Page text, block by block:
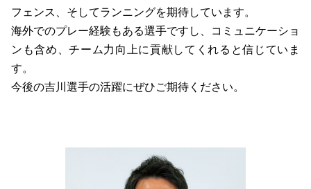
フェンス、そしてランニングを期待しています。
海外でのプレー経験もある選⼿ですし、コミュニケーショ
ンも含め、チーム⼒向上に貢献してくれると信じていま
す。
今後の吉川選⼿の活躍にぜひご期待ください。